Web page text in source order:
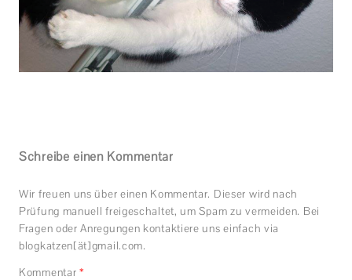
Schreibe einen Kommentar
Wir freuen uns über einen Kommentar. Dieser wird nach
Prüfung manuell freigeschaltet, um Spam zu vermeiden. Bei
Fragen oder Anregungen kontaktiere uns einfach via
blogkatzen[ät]gmail.com.
Kommentar *